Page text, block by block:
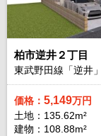
柏市逆井２丁目
東武野田線「逆井
価格： 5,149万円
土地：135.62m²
建物：108.88m²